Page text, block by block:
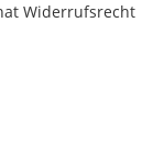
Widerrufsrecht